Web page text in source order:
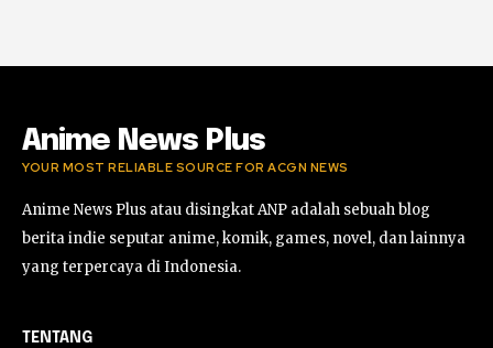
Anime News Plus
YOUR MOST RELIABLE SOURCE FOR ACGN NEWS
Anime News Plus atau disingkat ANP adalah sebuah blog
berita indie seputar anime, komik, games, novel, dan lainnya
yang terpercaya di Indonesia.
TENTANG